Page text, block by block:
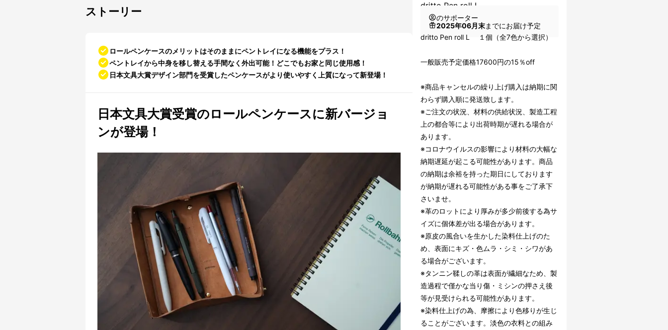
ストーリー
ロールペンケースのメリットはそのままにペントレイになる機能をプラス！
ペントレイから中身を移し替える手間なく外出可能！どこでもお家と同じ使用感！
日本文具大賞デザイン部門を受賞したペンケースがより使いやすく上質になって新登場！
日本文具大賞受賞のロールペンケースに新バージョ
ンが登場！
dritto Pen roll L
のサポーター
2025年06月末までにお届け予定
dritto Pen roll L １個（全7色から選択）
一般販売予定価格17600円の15％off
※商品キャンセルの繰り上げ購入は納期に関
わらず購入順に発送致します。
※ご注文の状況、材料の供給状況、製造工程
上の都合等により出荷時期が遅れる場合が
あります。
※コロナウイルスの影響により材料の大幅な
納期遅延が起こる可能性があります。商品
の納期は余裕を持った期日にしております
が納期が遅れる可能性がある事をご了承下
さいませ。
※革のロットにより厚みが多少前後する為サ
イズに個体差が出る場合があります。
※原皮の風合いを生かした染料仕上げのた
め、表面にキズ・色ムラ・シミ・シワがあ
る場合がございます。
※タンニン鞣しの革は表面が繊細なため、製
造過程で僅かな当り傷・ミシンの押さえ後
等が見受けられる可能性があります。
※染料仕上げの為、摩擦により色移りが生じ
ることがございます。淡色の衣料との組み